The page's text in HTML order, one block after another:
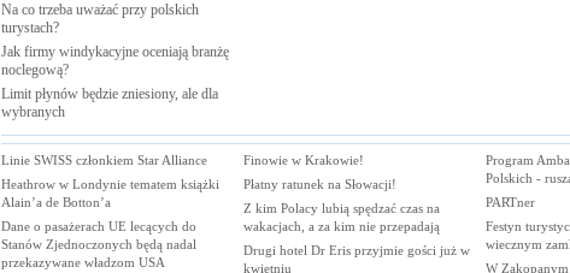
Na co trzeba uważać przy polskich
turystach?
Jak firmy windykacyjne oceniają branżę
noclegową?
Limit płynów będzie zniesiony, ale dla
wybranych
Linie SWISS członkiem Star Alliance
Heathrow w Londynie tematem książki
Alain’a de Botton’a
Dane o pasażerach UE lecących do
Stanów Zjednoczonych będą nadal
przekazywane władzom USA
Finowie w Krakowie!
Płatny ratunek na Słowacji!
Z kim Polacy lubią spędzać czas na
wakacjach, a za kim nie przepadają
Drugi hotel Dr Eris przyjmie gości już w
kwietniu
Program
Polskich -
PARTner
Festyn
wiecznym
W